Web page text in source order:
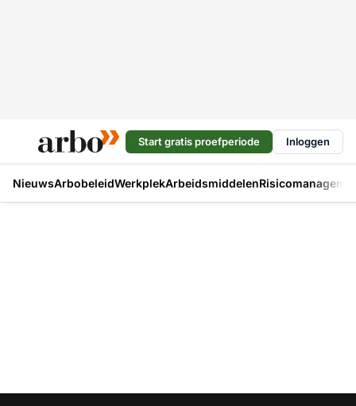
Start gratis proefperiode Inloggen
NieuwsArbobeleidWerkplekArbeidsmiddelen